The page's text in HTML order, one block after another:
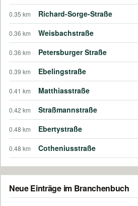
0.35 km Richard-Sorge-Straße
0.36 km Weisbachstraße
0.36 km Petersburger Straße
0.39 km Ebelingstraße
0.41 km Matthiasstraße
0.42 km Straßmannstraße
0.48 km Ebertystraße
0.48 km Cotheniusstraße
Neue Einträge im Branchenbuch